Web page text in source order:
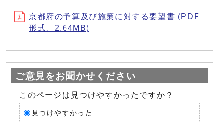
京都府の予算及び施策に対する要望書 (PDF
形式、2.64MB)
ご意見をお聞かせください
このページは見つけやすかったですか？
見つけやすかった